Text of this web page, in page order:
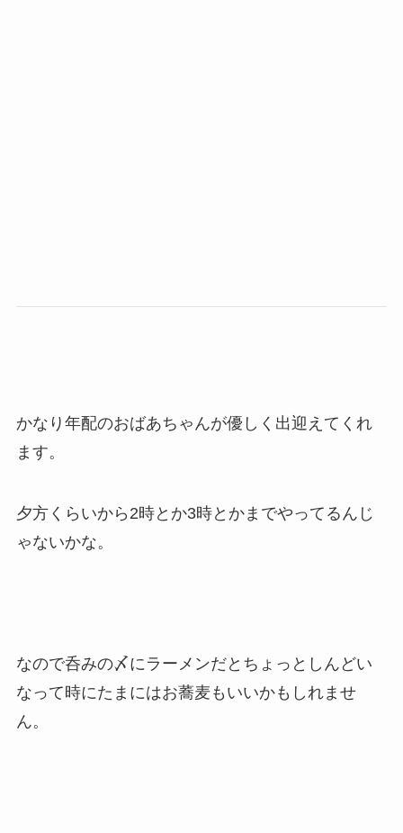
かなり年配のおばあちゃんが優しく出迎えてくれ
ます。
夕方くらいから2時とか3時とかまでやってるんじ
ゃないかな。
なので呑みの〆にラーメンだとちょっとしんどい
なって時にたまにはお蕎麦もいいかもしれませ
ん。